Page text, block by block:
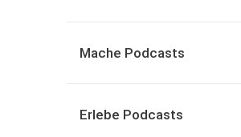
Mache Podcasts
Erlebe Podcasts